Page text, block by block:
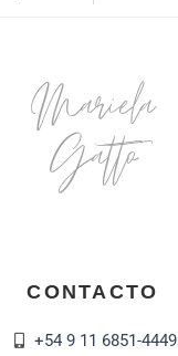
Mariela
Gatto
CONTACTO
+54 9 11 6851-4449